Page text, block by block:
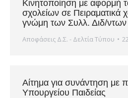
Kινητοποίηση με αφορμή
σχολείων σε Πειραματικά
γνώμη των Συλλ. Διδ/ντων
Αποφάσεις Δ.Σ. - Δελτία Τύπου
Αίτημα για συνάντηση με
Υπουργείου Παιδείας